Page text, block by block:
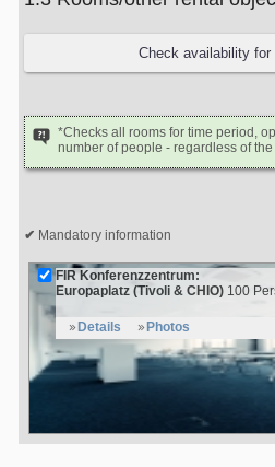
*Checks all rooms for time period,
number of people - regardless of
Mandatory information
FIR Konferenzzentrum:
Europaplatz (Tivoli & CHIO) 100
Details Photos